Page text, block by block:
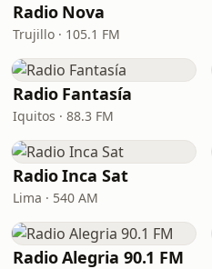
Radio Nova
Trujillo · 105.1 FM
Radio Fantasía
Iquitos · 88.3 FM
Radio Inca Sat
Lima · 540 AM
Radio Alegria 90.1 FM